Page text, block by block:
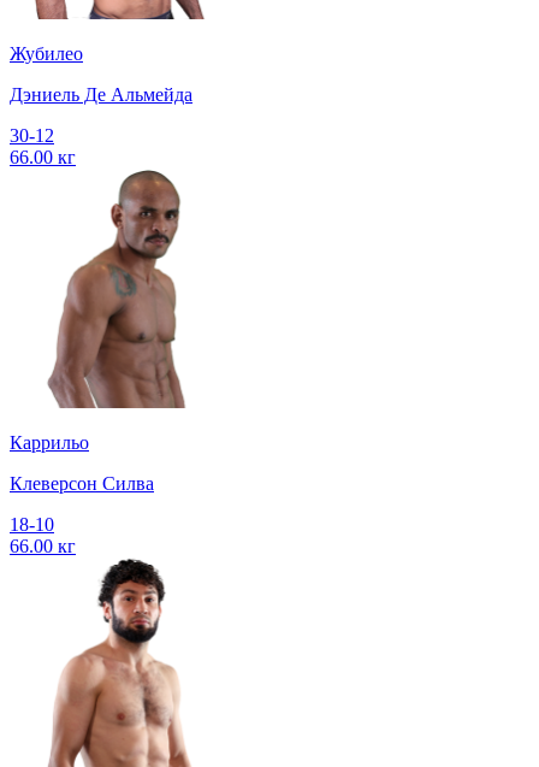
Жубилео
Дэниель Де Альмейда
30-12
66.00 кг
Каррильо
Клеверсон Силва
18-10
66.00 кг